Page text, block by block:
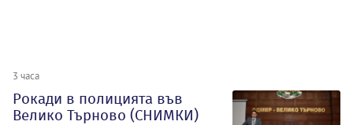
3 часа
Рокади в полицията във
Велико Търново (СНИМКИ)